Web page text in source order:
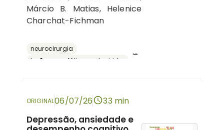
Márcio B. Matias, Helenice
Charchat-Fichman
neurocirurgia
bateria breve de rastreio cognitivo
...
ORIGINAL06/07/26 33 min
Depressão, ansiedade e